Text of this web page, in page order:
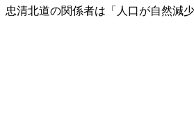
忠清北道の関係者は「人口が自然減